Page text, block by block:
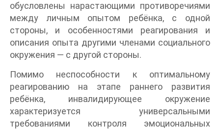
обусловлены нарастающими противоречиями
между личным опытом ребёнка, с одной
стороны, и особенностями реагирования и
описания опыта другими членами социального
окружения — с другой стороны.
Помимо неспособности к оптимальному
реагированию на этапе раннего развития
ребёнка, инвалидирующее окружение
характеризуется универсальными
требованиями контроля эмоциональных